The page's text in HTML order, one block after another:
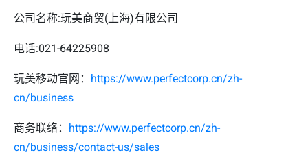
公司名称:玩美商贸(上海)有限公司
电话:021-64225908
玩美移动官网： https://www.perfectcorp.cn/zh-
cn/business
商务联络： https://www.perfectcorp.cn/zh-
cn/business/contact-us/sales